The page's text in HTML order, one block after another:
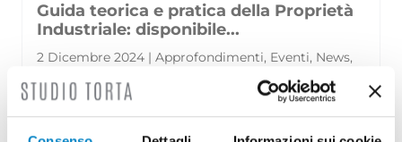
Guida teorica e pratica della Proprietà
Industriale: disponibile...
2 Dicembre 2024 | Approfondimenti, Eventi, News,
Rassegna stampa